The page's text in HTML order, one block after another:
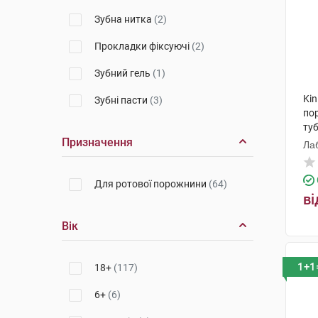
GABA International AG
Веледа АГ(7)
Колгейт-Палмолів
Китай
Зубна нитка (2)
Прокладки фіксуючі (2)
Зубний гель (1)
Зубні пасти (3)
Призначення
Для ротової порожнини (64)
Вік
18+ (117)
6+ (6)